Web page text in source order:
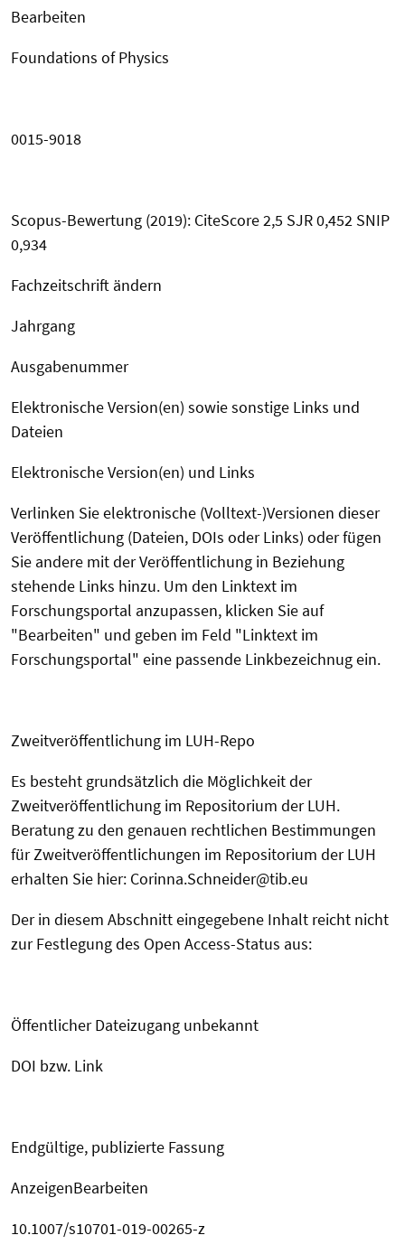
Bearbeiten
Foundations of Physics
0015-9018
Scopus-Bewertung (2019): CiteScore 2,5 SJR 0,452 SNIP
0,934
Fachzeitschrift ändern
Jahrgang
Ausgabenummer
Elektronische Version(en) sowie sonstige Links und
Dateien
Elektronische Version(en) und Links
Verlinken Sie elektronische (Volltext-)Versionen dieser
Veröffentlichung (Dateien, DOIs oder Links) oder fügen
Sie andere mit der Veröffentlichung in Beziehung
stehende Links hinzu. Um den Linktext im
Forschungsportal anzupassen, klicken Sie auf
"Bearbeiten" und geben im Feld "Linktext im
Forschungsportal" eine passende Linkbezeichnug ein.
Zweitveröffentlichung im LUH-Repo
Es besteht grundsätzlich die Möglichkeit der
Zweitveröffentlichung im Repositorium der LUH.
Beratung zu den genauen rechtlichen Bestimmungen
für Zweitveröffentlichungen im Repositorium der LUH
erhalten Sie hier: Corinna.Schneider@tib.eu
Der in diesem Abschnitt eingegebene Inhalt reicht nicht
zur Festlegung des Open Access-Status aus:
Öffentlicher Dateizugang unbekannt
DOI bzw. Link
Endgültige, publizierte Fassung
AnzeigenBearbeiten
10.1007/s10701-019-00265-z